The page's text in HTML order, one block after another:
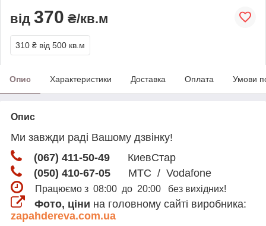
від 370 ₴/кв.м
310 ₴ від 500 кв.м
Опис Характеристики Доставка Оплата Умови
Опис
Ми завжди раді Вашому дзвінку!
(067) 411-50-49
КиевСтар
(050) 410-67-05
МТС / Vodafone
Працюємо з 08:00 до 20:00 без вихідних!
Фото, ціни на головному сайті виробника:
zapahdereva.com.ua